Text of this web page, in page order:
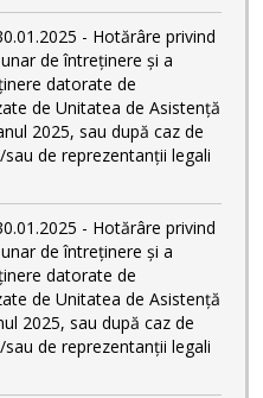
- Hotărâre privind
de întreținere și a
datorate de
de Unitatea de Asistență
2025, sau după caz de
de reprezentanții legali
- Hotărâre privind
de întreținere și a
datorate de
de Unitatea de Asistență
2025, sau după caz de
de reprezentanții legali